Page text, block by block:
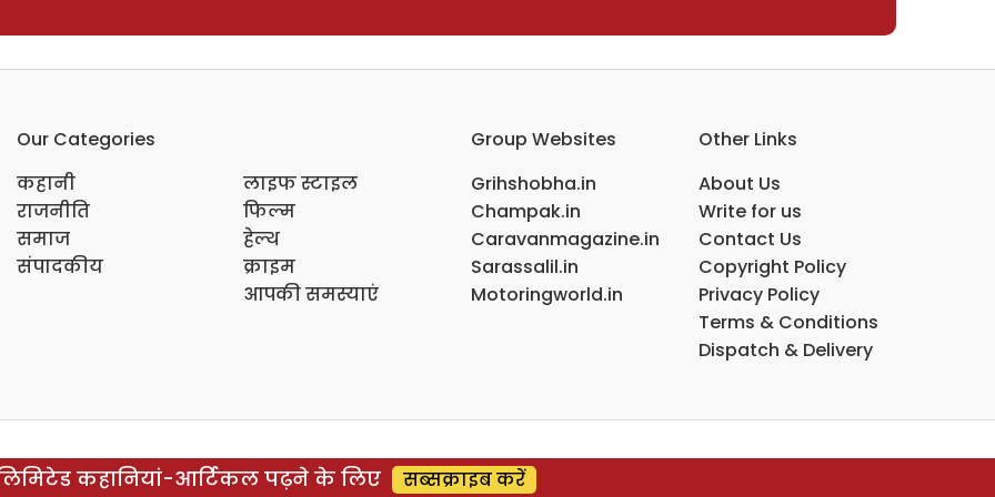
Our Categories
कहानी
राजनीति
समाज
संपादकीय
लाइफ स्टाइल
फिल्म
हेल्थ
क्राइम
आपकी समस्याएं
Group Websites
Grihshobha.in
Champak.in
Caravanmagazine.in
Sarassalil.in
Motoringworld.in
Other Links
About Us
Write for us
Contact Us
Copyright Policy
Privacy Policy
Terms & Conditions
Dispatch & Delivery
कहानियां-आर्टिकल पढ़ने के लिए सब्सक्राइब करें